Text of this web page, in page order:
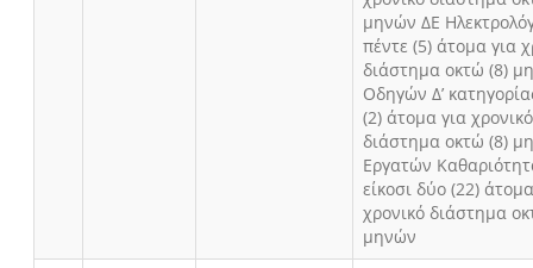
μηνών ΔΕ
πέντε (5) άτομα για
διάστημα οκτώ (8)
Οδηγών Δ’
(2) άτομα για χρονικό
διάστημα οκτώ (8)
Εργατών
είκοσι δύο (22)
χρονικό διάστημα
μηνών